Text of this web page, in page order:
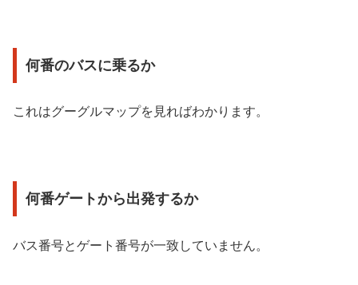
何番のバスに乗るか
これはグーグルマップを見ればわかります。
何番ゲートから出発するか
バス番号とゲート番号が一致していません。